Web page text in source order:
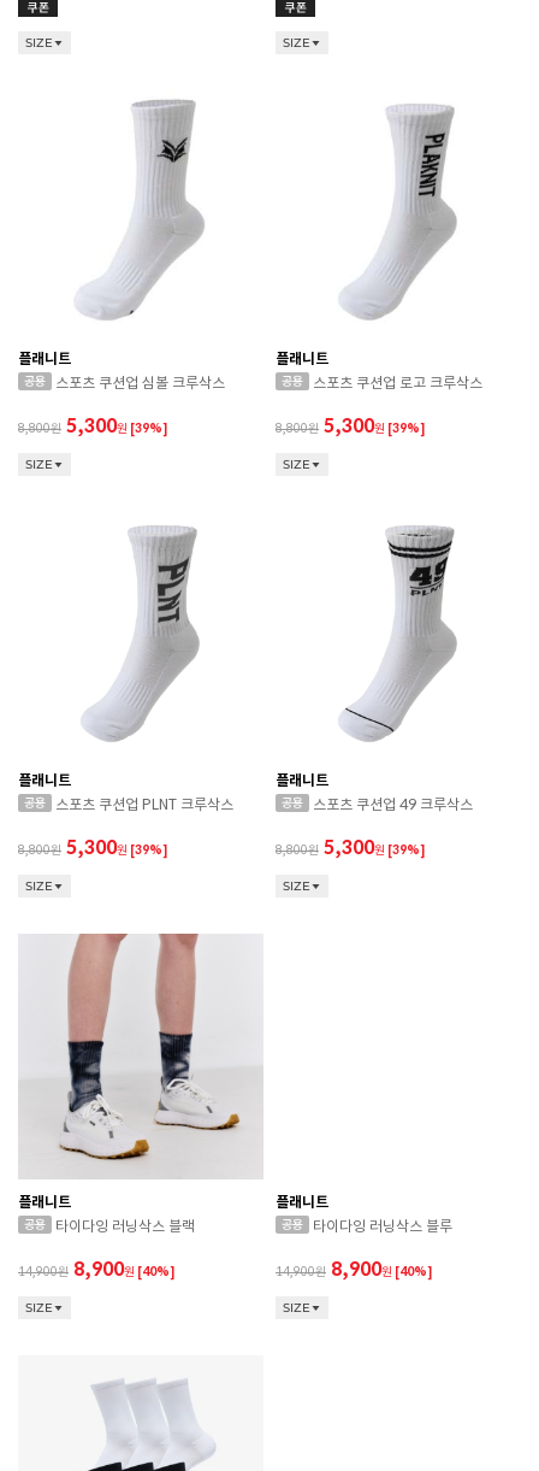
SIZE SIZE
플래니트
스포츠 쿠션업 심볼 크루삭스
8,800 5,300원 [39%]
SIZE
플래니트
스포츠 쿠션업 로고 크루삭스
8,800 5,300원 [39%]
SIZE
플래니트
스포츠 쿠션업 PLNT 크루삭스
8,800 5,300원 [39%]
SIZE
플래니트
스포츠 쿠션업 49 크루삭스
8,800 5,300원 [39%]
SIZE
플래니트
타이다잉 러닝삭스 블랙
14,900 8,900원 [40%]
SIZE
플래니트
타이다잉 러닝삭스 블루
14,900 8,900원 [40%]
SIZE